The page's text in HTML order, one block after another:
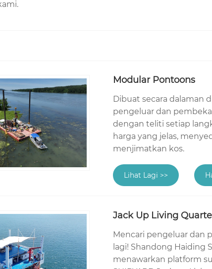
Modular Pontoons
Dibuat secara dalaman
pengeluar dan
dengan teliti setiap
harga yang jelas,
menjimatkan kos.
Lihat Lagi >>
Jack Up Living
Mencari pengeluar dan
lagi! Shandong Haiding
menawarkan platform